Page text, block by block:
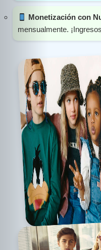
Monetización con
mensualmente.